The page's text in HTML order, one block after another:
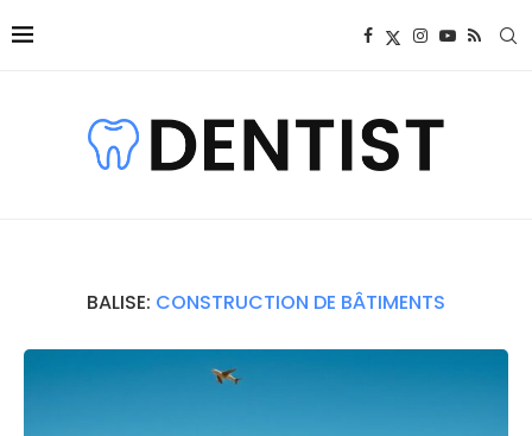
BALISE: CONSTRUCTION DE BÂTIMENTS